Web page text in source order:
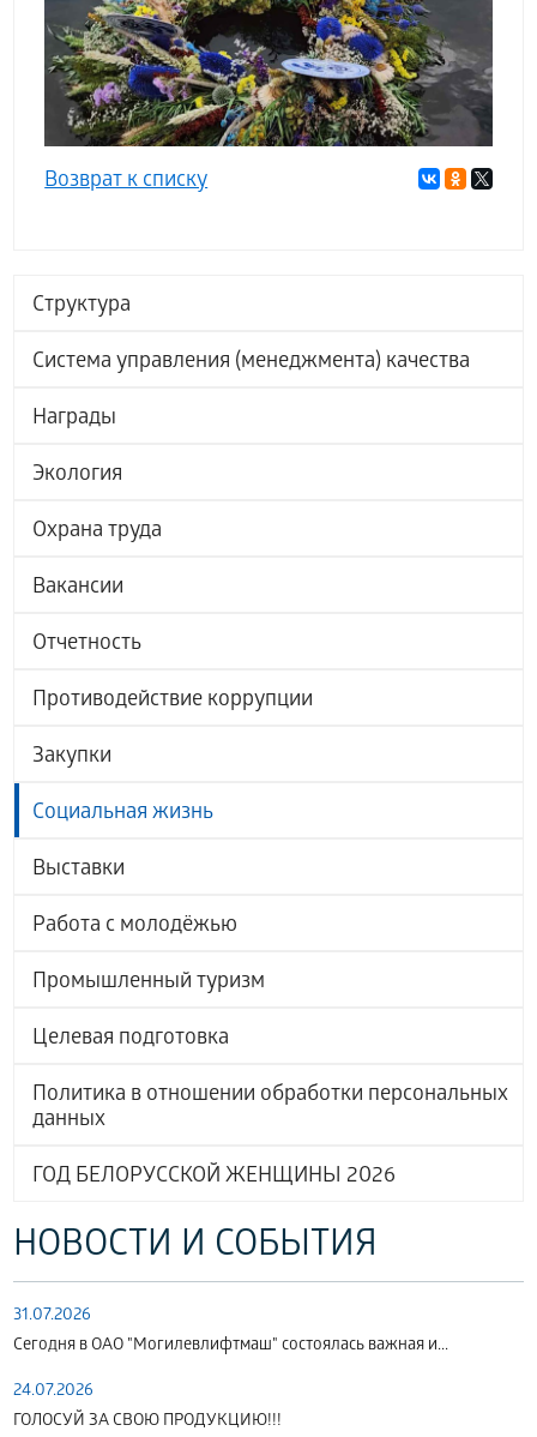
Структура
Система управления (менеджмента) качества
Награды
Экология
Охрана труда
Вакансии
Отчетность
Противодействие коррупции
Закупки
Социальная жизнь
Выставки
Работа с молодёжью
Промышленный туризм
Целевая подготовка
Политика в отношении обработки персональных
данных
ГОД БЕЛОРУССКОЙ ЖЕНЩИНЫ 2026
НОВОСТИ И СОБЫТИЯ
31.07.2026
Сегодня в ОАО "Могилевлифтмаш" состоялась важная и...
24.07.2026
ГОЛОСУЙ ЗА СВОЮ ПРОДУКЦИЮ!!!
Возврат к списку